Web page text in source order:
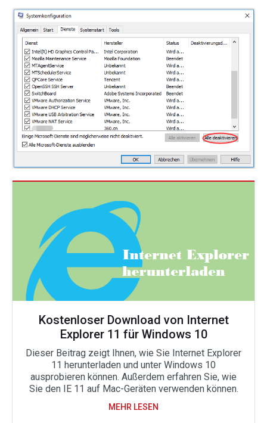
Kostenloser Download von Internet
Explorer 11 für Windows 10
Dieser Beitrag zeigt Ihnen, wie Sie Internet Explorer
11 herunterladen und unter Windows 10
ausprobieren können. Außerdem erfahren Sie, wie
Sie den IE 11 auf Mac-Geräten verwenden können.
MEHR LESEN